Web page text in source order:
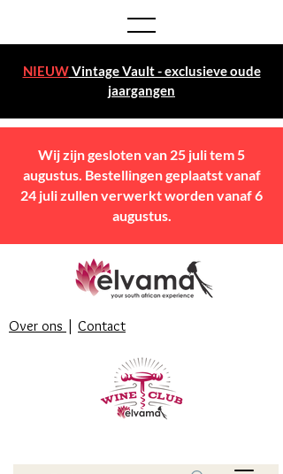
NIEUWVintage Vault - exclusieve oude
jaargangen
Over ons | Contact
Wij zijn gesloten van 25 juli tem 5
augustus. Bestellingen geplaatst vanaf
24 juli zullen verwerkt worden vanaf 6
augustus.